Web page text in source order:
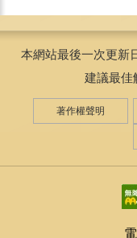
本網站最後一次更
建議最佳
著作權聲明